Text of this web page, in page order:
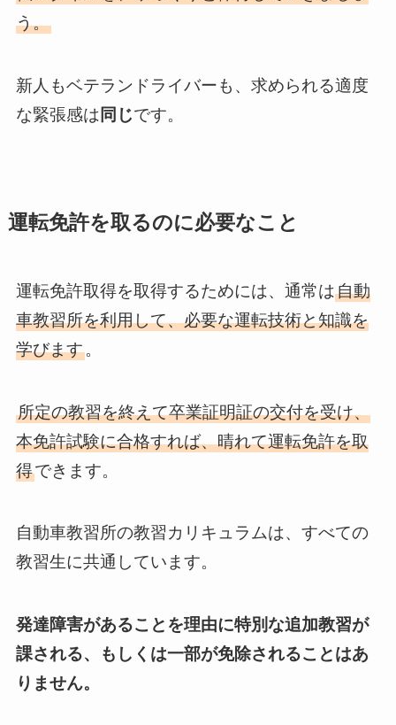
う。
新人もベテランドライバーも、求められる適度
な緊張感は同じです。
運転免許を取るのに必要なこと
運転免許取得を取得するためには、通常は自動
車教習所を利用して、必要な運転技術と知識を
学びます。
所定の教習を終えて卒業証明証の交付を受け、
本免許試験に合格すれば、晴れて運転免許を取
得できます。
自動車教習所の教習カリキュラムは、すべての
教習生に共通しています。
発達障害があることを理由に特別な追加教習が
課される、もしくは一部が免除されることはあ
りません。